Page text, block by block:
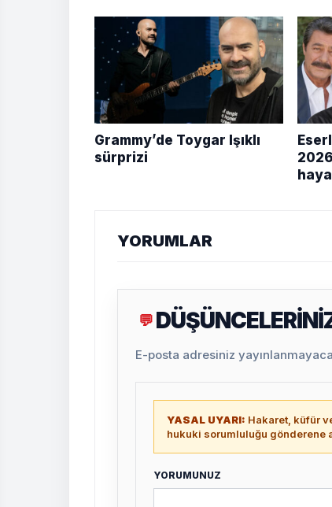
Grammy’de Toygar Işıklı
sürprizi
2026
YORUMLAR
💬
E-posta adresiniz
YASAL UYARI: Hakaret, küfür
hukuki sorumluluğu gönderene
YORUMUNUZ